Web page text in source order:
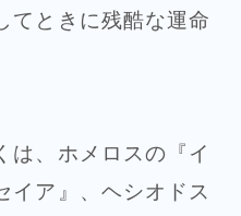
てときに残酷な運命
は、ホメロスの『イ
イア』、ヘシオドス